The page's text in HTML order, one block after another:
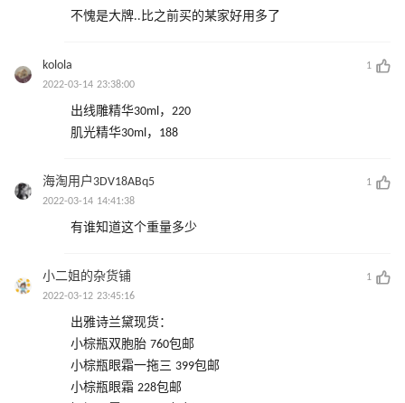
不愧是大牌..比之前买的某家好用多了
kolola
1
2022-03-14 23:38:00
出线雕精华30ml，220
肌光精华30ml，188
海淘用户3DV18ABq5
1
2022-03-14 14:41:38
有谁知道这个重量多少
小二姐的杂货铺
1
2022-03-12 23:45:16
出雅诗兰黛现货：
小棕瓶双胞胎 760包邮
小棕瓶眼霜一拖三 399包邮
小棕瓶眼霜 228包邮